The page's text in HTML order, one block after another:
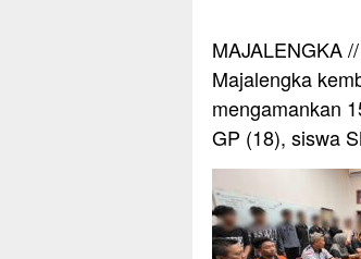
MAJALENGKA
Majalengka
mengamankan
GP (18), siswa